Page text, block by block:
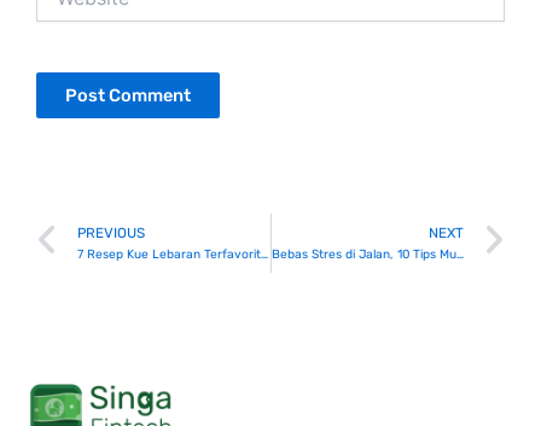
Prev
PREVIOUS
7 Resep Kue Lebaran Terfavorit, Yuk Bikin!
NEXT
Bebas Stres di Jalan, 10 Tips Mudik Nyaman dengan Kendaraan Pribadi!